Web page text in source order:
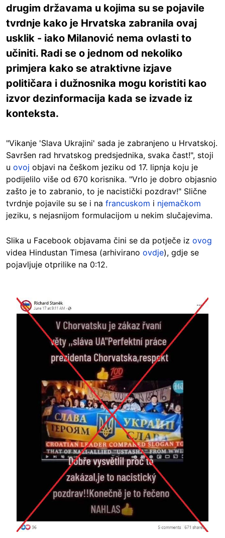
drugim državama u kojima su se pojavile
tvrdnje kako je Hrvatska zabranila ovaj
usklik - iako Milanović nema ovlasti to
učiniti. Radi se o jednom od nekoliko
primjera kako se atraktivne izjave
političara i dužnosnika mogu koristiti kao
izvor dezinformacija kada se izvade iz
konteksta.
"Vikanje 'Slava Ukrajini' sada je zabranjeno u Hrvatskoj.
Savršen rad hrvatskog predsjednika, svaka čast!", stoji
u ovoj objavi na češkom jeziku od 17. lipnja koju je
podijelilo više od 670 korisnika. "Vrlo je dobro objasnio
zašto je to zabranio, to je nacistički pozdrav!" Slične
tvrdnje pojavile su se i na francuskom i njemačkom
jeziku, s nejasnijom formulacijom u nekim slučajevima.
Slika u Facebook objavama čini se da potječe iz ovog
videa Hindustan Timesa (arhivirano ovdje), gdje se
pojavljuje otprilike na 0:12.
Image